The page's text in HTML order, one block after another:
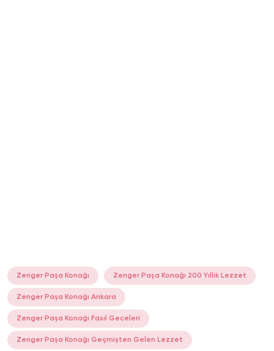
Zenger Paşa Konağı Zenger Paşa Konağı 200 Yıllık Lezzet
Zenger Paşa Konağı Ankara
Zenger Paşa Konağı Fasıl Geceleri
Zenger Paşa Konağı Geçmişten Gelen Lezzet